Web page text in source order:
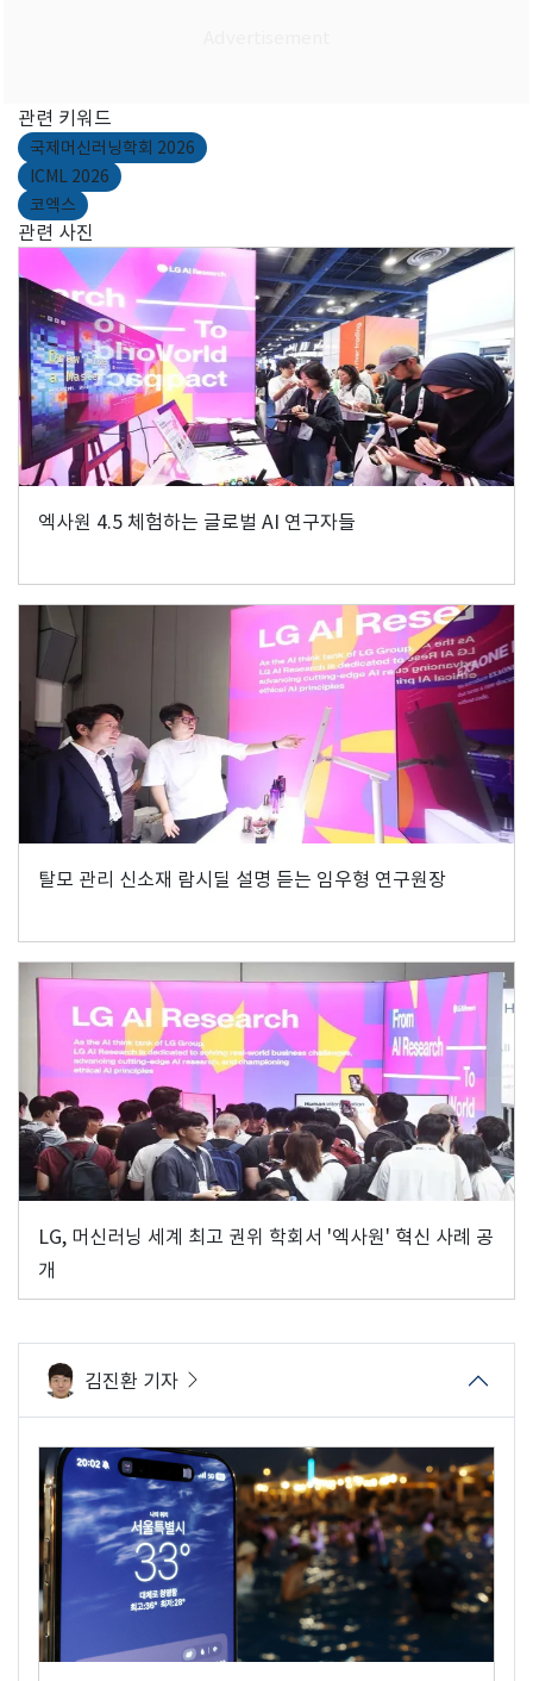
관련 키워드
국제머신러닝학회 2026
ICML 2026
코엑스
관련 사진
엑사원 4.5 체험하는 글로벌 AI 연구자들
탈모 관리 신소재 람시딜 설명 듣는 임우형 연구원장
LG, 머신러닝 세계 최고 권위 학회서 '엑사원' 혁신 사례 공
개
김진환 기자